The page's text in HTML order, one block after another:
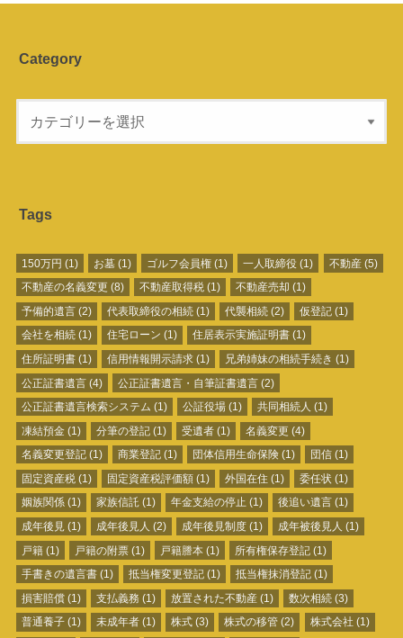
Category
Tags
150万円 (1) お墓 (1) ゴルフ会員権 (1) 一人取締役 (1) 不動産(5)
不動産の名義変更 (8) 不動産取得税 (1) 不動産売却 (1)
予備的遺言(2) 代表取締役の相続 (1) 代襲相続 (2) 仮登記 (1)
会社を相続(1) 住宅ローン (1) 住居表示実施証明書 (1)
住所証明書(1) 信用情報開示請求 (1) 兄弟姉妹の相続手続き (1)
公正証書遺言(4) 公正証書遺言・自筆証書遺言 (2)
公正証書遺言検索システム (1) 公証役場 (1) 共同相続人 (1)
凍結預金(1) 分筆の登記 (1) 受遺者 (1) 名義変更 (4)
名義変更登記(1) 商業登記 (1) 団体信用生命保険 (1) 団信 (1)
固定資産税(1) 固定資産税評価額 (1) 外国在住 (1) 委任状 (1)
姻族関係(1) 家族信託 (1) 年金支給の停止 (1) 後追い遺言 (1)
成年後見(1) 成年後見人 (2) 成年後見制度 (1) 成年被後見人 (1)
戸籍(1) 戸籍の附票 (1) 戸籍謄本 (1) 所有権保存登記 (1)
手書きの遺言書(1) 抵当権変更登記 (1) 抵当権抹消登記 (1)
損害賠償(1) 支払義務 (1) 放置された不動産 (1) 数次相続 (3)
普通養子(1) 未成年者 (1) 株式 (3) 株式の移管 (2) 株式会社 (1)